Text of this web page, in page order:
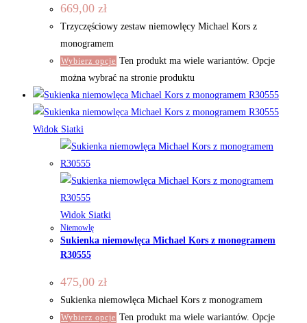
669,00 zł
Trzyczęściowy zestaw niemowlęcy Michael Kors z
monogramem
Wybierz opcje Ten produkt ma wiele wariantów. Opcje
można wybrać na stronie produktu
Widok Siatki
Widok Siatki
Niemowlę
Sukienka niemowlęca Michael Kors z monogramem
R30555
475,00 zł
Sukienka niemowlęca Michael Kors z monogramem
Wybierz opcje Ten produkt ma wiele wariantów. Opcje